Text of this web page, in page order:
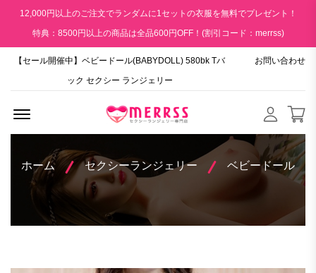
12,000円以上のご注文でランダムに1セットの衣服を無料でプレゼント！
特典：8500円以上の商品は全品600円OFF！(割引コード：merrss)
【セール開催中】ベビードール(BABYDOLL) 580bk Tバ
ック セクシー ランジェリー
お問い合わせ
ホーム セクシーランジェリー ベビードール